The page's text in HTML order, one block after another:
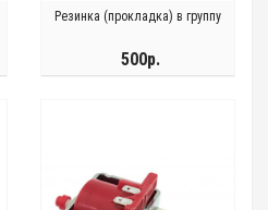
Резинка (прокладка) в группу
500р.